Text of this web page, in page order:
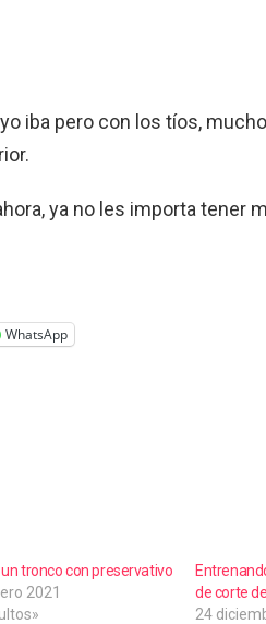
iba pero con los tíos,
ya no les importa tener
WhatsApp
tronco con preservativo
2021
de corte
24